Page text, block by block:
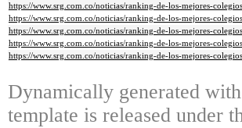
https://www.srg.com.co/noticias/ranking-de-los-mejores-
https://www.srg.com.co/noticias/ranking-de-los-mejores-
https://www.srg.com.co/noticias/ranking-de-los-mejores-
https://www.srg.com.co/noticias/ranking-de-los-mejores-
https://www.srg.com.co/noticias/ranking-de-los-mejores-
Dynamically generated with
template is released under